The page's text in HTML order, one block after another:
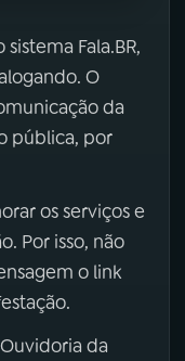
Fala.BR,
O
da
pública, por
os serviços e
Por isso, não
o link
da